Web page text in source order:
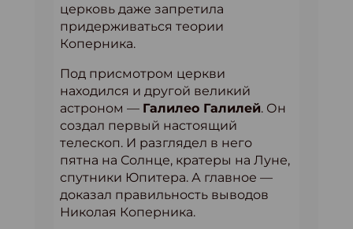
церковь даже запретила
придерживаться теории
Коперника.
Под присмотром церкви
находился и другой великий
астроном — Галилео Галилей. Он
создал первый настоящий
телескоп. И разглядел в него
пятна на Солнце, кратеры на Луне,
спутники Юпитера. А главное —
доказал правильность выводов
Николая Коперника.